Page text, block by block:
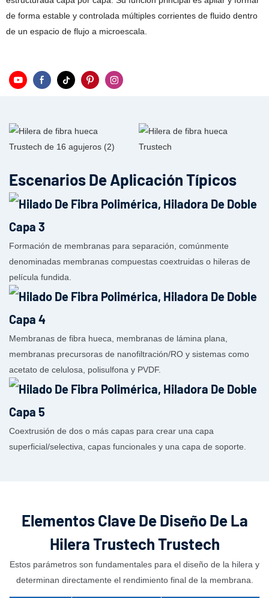
de forma estable y controlada múltiples corrientes de fluido dentro
de un espacio de flujo a microescala.
Escenarios De Aplicación Típicos
Formación de membranas para separación, comúnmente
denominadas membranas compuestas coextruidas o hileras de
película fundida.
Membranas de fibra hueca, membranas de lámina plana,
membranas precursoras de nanofiltración/RO y sistemas como
acetato de celulosa, polisulfona y PVDF.
Coextrusión de dos o más capas para crear una capa
superficial/selectiva, capas funcionales y una capa de soporte.
Elementos Clave De Diseño De La
Hilera Trustech Trustech
Estos parámetros son fundamentales para el diseño de la hilera y
determinan directamente el rendimiento final de la membrana.